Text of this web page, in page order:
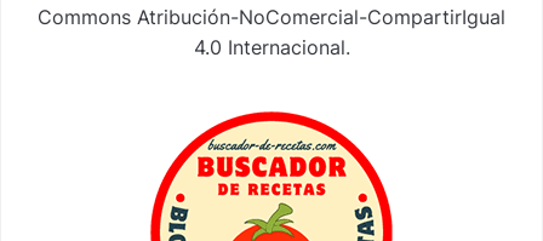
Commons Atribución-NoComercial-CompartirIgual
4.0 Internacional.